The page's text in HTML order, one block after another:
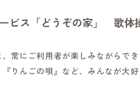
ビス「どうぞの家」 歌体
、常にご利用者が楽しみながらで
りんごの唄』など、みんなが大